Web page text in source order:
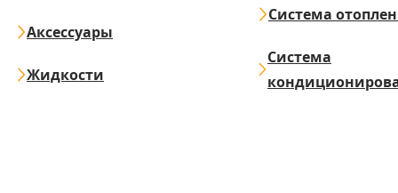
Аксессуары
Жидкости
Система
Система